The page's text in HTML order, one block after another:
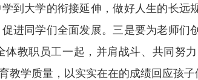
到大学的衔接延伸，做好人生的长
进同学们全面发展。三是要为老师
教职员工一起，并肩战斗、共同努
学质量，以实实在在的成绩回应孩子